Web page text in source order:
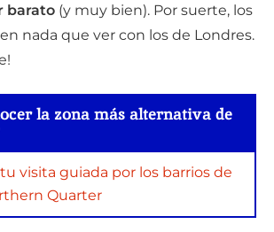
barato (y muy bien). Por suerte, los
nada que ver con los de Londres.
la zona más alternativa de
visita guiada por los barrios de
Quarter